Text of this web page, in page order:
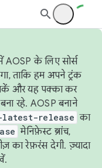
AOSP के लिए सोर्स
ताकि हम अपने ट्रंक
और यह पक्का कर
रहे. AOSP बनाने
latest-release का
मेनिफ़ेस्ट ब्रांच,
का रेफ़रंस देगी. ज़्यादा